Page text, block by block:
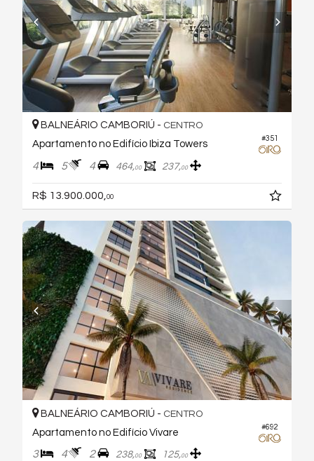
#351
BALNEÁRIO CAMBORIÚ - CENTRO
Apartamento no Edifício Ibiza Towers
4 5 4 464,00 237,00
R$ 13.900.000,00
#692
BALNEÁRIO CAMBORIÚ - CENTRO
Apartamento no Edifício Vivare
3 4 2 238,00 125,00